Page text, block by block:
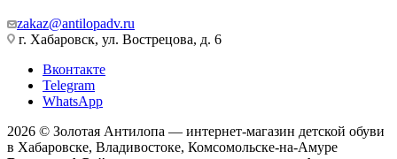
zakaz@antilopadv.ru
г. Хабаровск, ул. Вострецова, д. 6
Вконтакте
Telegram
WhatsApp
2026 © Золотая Антилопа — интернет-магазин детской обуви
в Хабаровске, Владивостоке, Комсомольске-на-Амуре